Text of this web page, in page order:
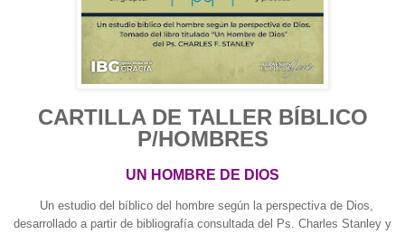
CARTILLA DE TALLER BÍBLICO
P/HOMBRES
UN HOMBRE DE DIOS
Un estudio del bíblico del hombre según la perspectiva de Dios,
desarrollado a partir de bibliografía consultada del Ps. Charles Stanley y